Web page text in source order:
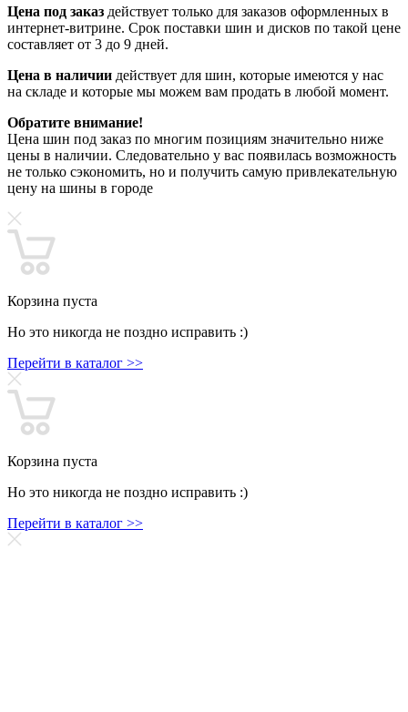
Цена под заказ действует только для заказов оформленных в
интернет-витрине. Срок поставки шин и дисков по такой цене
составляет от 3 до 9 дней.
Цена в наличии действует для шин, которые имеются у нас
на складе и которые мы можем вам продать в любой момент.
Обратите внимание!
Цена шин под заказ по многим позициям значительно ниже
цены в наличии. Следовательно у вас появилась возможность
не только сэкономить, но и получить самую привлекательную
цену на шины в городе
Корзина пуста
Но это никогда не поздно исправить :)
Перейти в каталог >>
Корзина пуста
Но это никогда не поздно исправить :)
Перейти в каталог >>